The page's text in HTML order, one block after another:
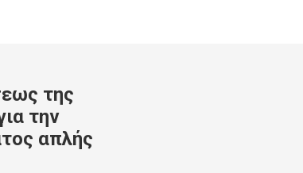
της
την
απλής